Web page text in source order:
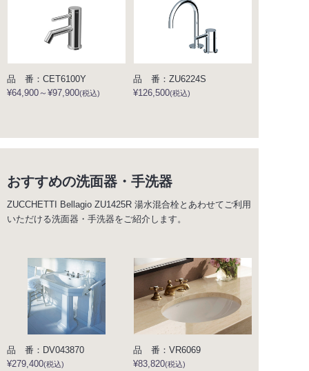
品 番：CET6100Y
¥64,900～¥97,900(税込)
品 番：ZU6224S
¥126,500(税込)
おすすめの洗面器・手洗器
ZUCCHETTI Bellagio ZU1425R 湯水混合栓とあわせてご利用
いただける洗面器・手洗器をご紹介します。
品 番：DV043870
¥279,400(税込)
品 番：VR6069
¥83,820(税込)